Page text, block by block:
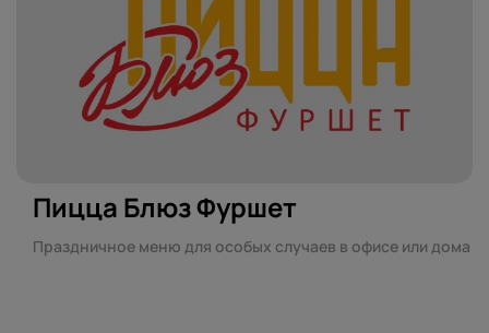
Пицца Блюз Фуршет
Праздничное меню для особых случаев в офисе или дома